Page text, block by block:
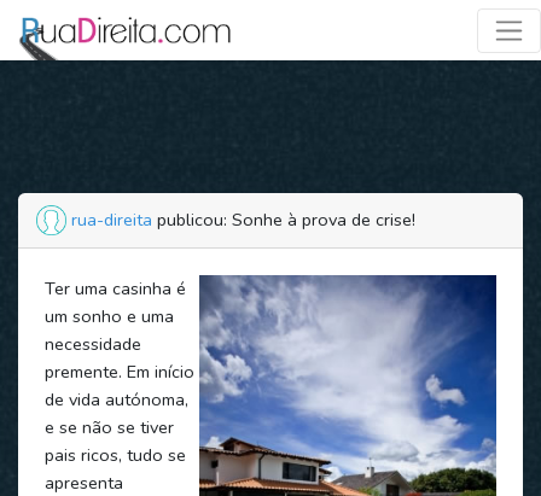
rua-direita publicou: Sonhe à prova de crise!
Ter uma casinha é
um sonho e uma
necessidade
premente. Em início
de vida autónoma,
e se não se tiver
pais ricos, tudo se
apresenta